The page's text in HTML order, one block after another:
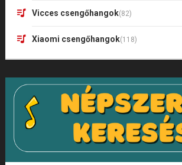
Vicces csengőhangok(82)
Xiaomi csengőhangok(118)